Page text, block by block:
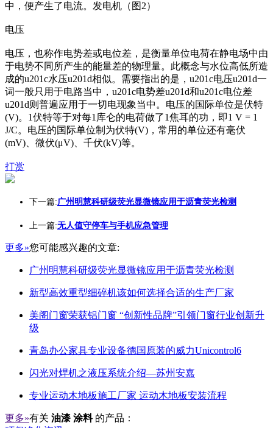
中，便产生了电流。发电机（图2）
电压
电压，也称作电势差或电位差，是衡量单位电荷在静电场中由
于电势不同所产生的能量差的物理量。此概念与水位高低所造
成的u201c水压u201d相似。需要指出的是，u201c电压u201d一
词一般只用于电路当中，u201c电势差u201d和u201c电位差
u201d则普遍应用于一切电现象当中。电压的国际单位是伏特
(V)。1伏特等于对每1库仑的电荷做了1焦耳的功，即1 V = 1
J/C。电压的国际单位制为伏特(V)，常用的单位还有毫伏
(mV)、微伏(μV)、千伏(kV)等。
打赏
下一篇:广州明慧科研级荧光显微镜应用于沥青荧光检测
上一篇:无人值守停车与手机应急管理
更多»您可能感兴趣的文章:
广州明慧科研级荧光显微镜应用于沥青荧光检测
新型高效重型细碎机该如何选择合适的生产厂家
美阁门窗荣获铝门窗 “创新性品牌”引领门窗行业创新升
级
青岛办公家具专业设备德国原装的威力Unicontrol6
闪光对焊机之液压系统介绍—苏州安嘉
专业运动木地板施工厂家 运动木地板安装流程
更多»有关 油漆 涂料 的产品：